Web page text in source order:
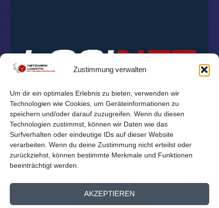
Zustimmung verwalten
Um dir ein optimales Erlebnis zu bieten, verwenden wir
Technologien wie Cookies, um Geräteinformationen zu
speichern und/oder darauf zuzugreifen. Wenn du diesen
Technologien zustimmst, können wir Daten wie das
Surfverhalten oder eindeutige IDs auf dieser Website
verarbeiten. Wenn du deine Zustimmung nicht erteilst oder
zurückziehst, können bestimmte Merkmale und Funktionen
beeinträchtigt werden.
AKZEPTIEREN
Reichelt Kommunikationsberatung
Mitglieder Übersicht Kontakt Impressum Datenschutz